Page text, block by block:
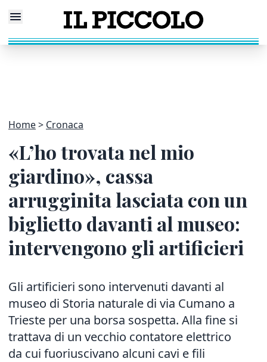
Home Cronaca
«L’ho trovata nel mio
giardino», cassa
arrugginita lasciata con un
biglietto davanti al museo:
intervengono gli artificieri
Gli artificieri sono intervenuti davanti al
museo di Storia naturale di via Cumano a
Trieste per una borsa sospetta. Alla fine si
trattava di un vecchio contatore elettrico
da cui fuoriuscivano alcuni cavi e fili